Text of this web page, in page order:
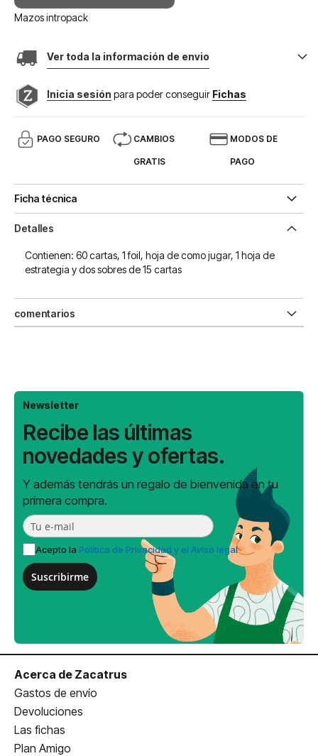
Mazos intropack
Ver toda la información de envio
Inicia sesión para poder conseguir Fichas
PAGO SEGURO CAMBIOS
GRATIS
MODOS DE
PAGO
Ficha técnica
Detalles
Contienen: 60 cartas, 1 foil, hoja de como jugar, 1 hoja de
estrategia y dos sobres de 15 cartas
comentarios
Newsletter
Recibe las últimas
novedades y ofertas.
Y además tendrás un regalo de bienvenida en tu
primera compra.
Acepto la Política de Privacidad y el Aviso legal
Suscribirme
Acerca de Zacatrus
Gastos de envío
Devoluciones
Las fichas
Plan Amigo